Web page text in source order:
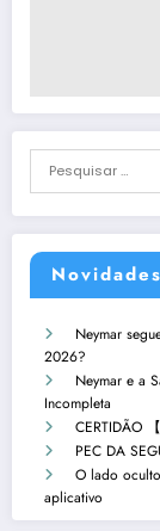
Novidades
Neymar
2026?
Neymar e a
Incompleta
CERTIDÃO
PEC DA
O lado
aplicativo